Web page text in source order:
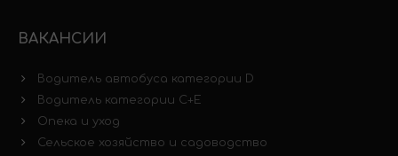
ВАКАНСИИ
Водитель автобуса категории D
Водитель категории C+E
Опека и уход
Сельское хозяйство и садоводство